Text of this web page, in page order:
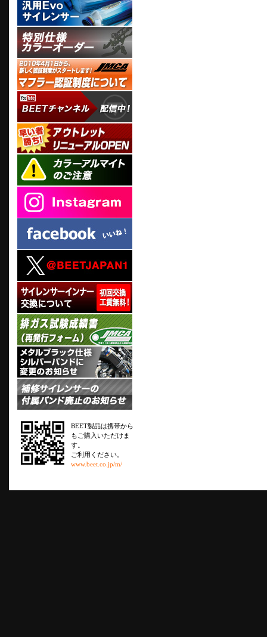
BEET製品は携帯から
もご購入いただけま
す。
ご利用ください。
www.beet.co.jp/m/